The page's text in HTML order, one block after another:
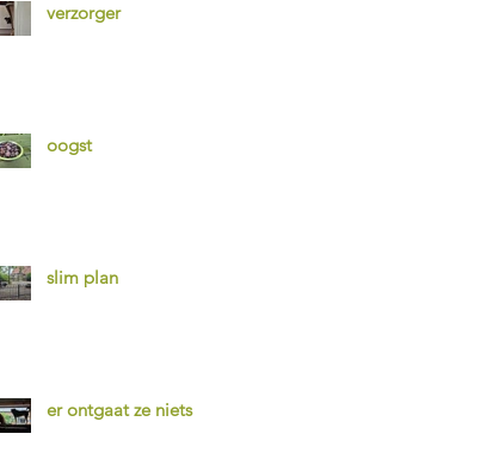
verzorger
oogst
slim plan
er ontgaat ze niets